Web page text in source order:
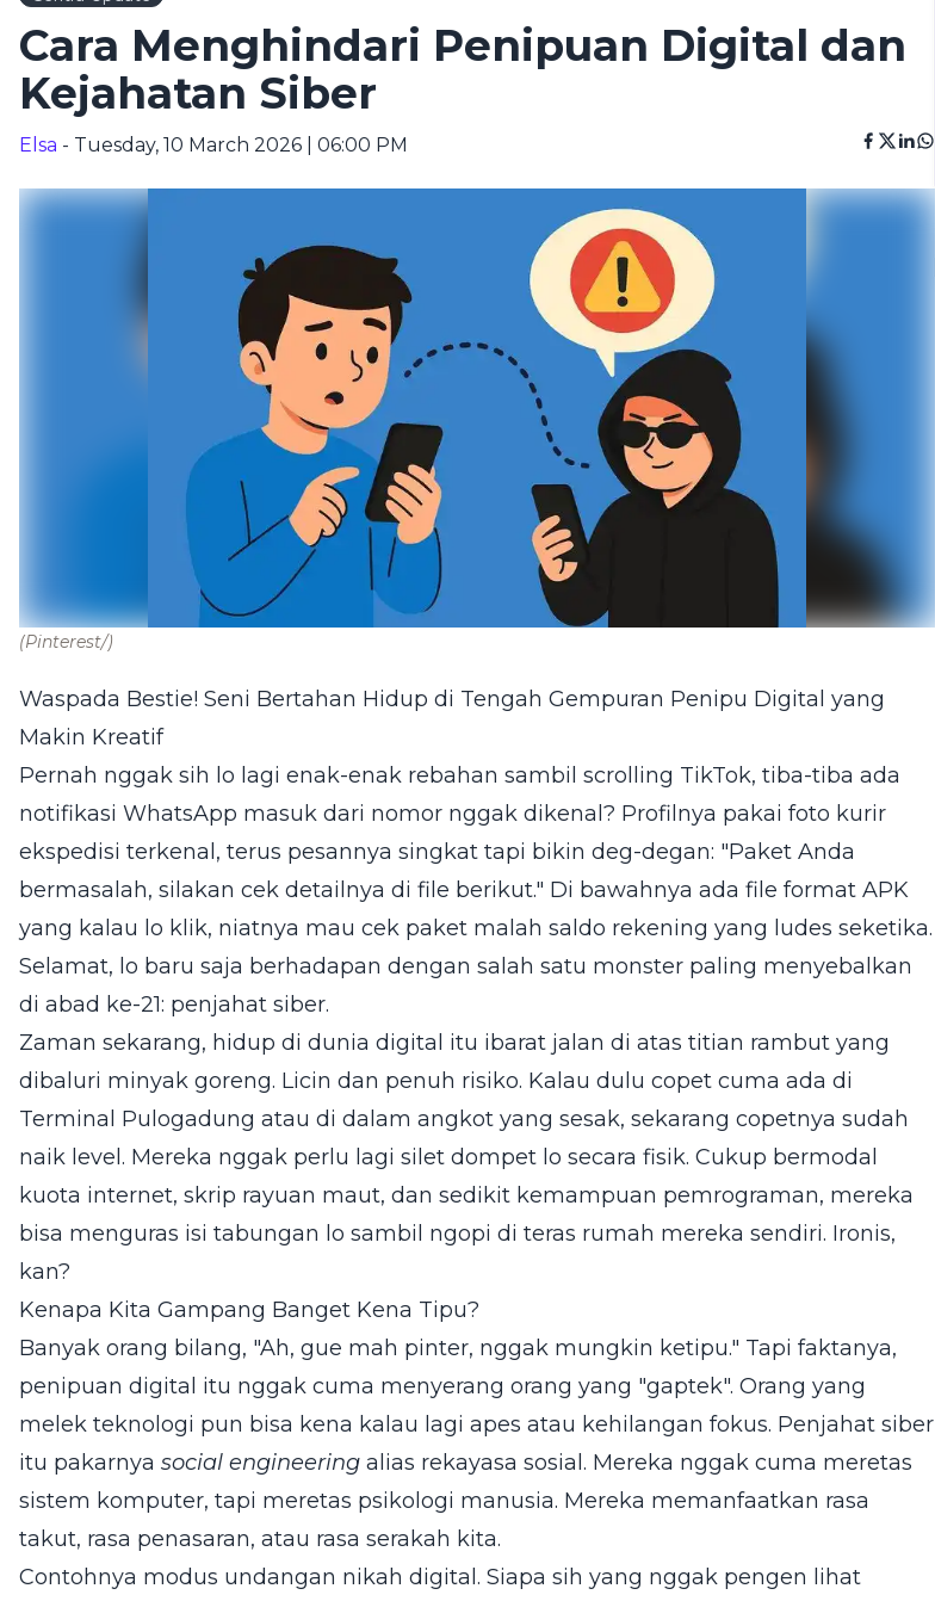
Cara Menghindari Penipuan Digital dan
Kejahatan Siber
Elsa - Tuesday, 10 March 2026 | 06:00 PM
(Pinterest/)
Waspada Bestie! Seni Bertahan Hidup di Tengah Gempuran Penipu Digital yang
Makin Kreatif
Pernah nggak sih lo lagi enak-enak rebahan sambil scrolling TikTok, tiba-tiba ada
notifikasi WhatsApp masuk dari nomor nggak dikenal? Profilnya pakai foto kurir
ekspedisi terkenal, terus pesannya singkat tapi bikin deg-degan: "Paket Anda
bermasalah, silakan cek detailnya di file berikut." Di bawahnya ada file format APK
yang kalau lo klik, niatnya mau cek paket malah saldo rekening yang ludes seketika.
Selamat, lo baru saja berhadapan dengan salah satu monster paling menyebalkan
di abad ke-21: penjahat siber.
Zaman sekarang, hidup di dunia digital itu ibarat jalan di atas titian rambut yang
dibaluri minyak goreng. Licin dan penuh risiko. Kalau dulu copet cuma ada di
Terminal Pulogadung atau di dalam angkot yang sesak, sekarang copetnya sudah
naik level. Mereka nggak perlu lagi silet dompet lo secara fisik. Cukup bermodal
kuota internet, skrip rayuan maut, dan sedikit kemampuan pemrograman, mereka
bisa menguras isi tabungan lo sambil ngopi di teras rumah mereka sendiri. Ironis,
kan?
Kenapa Kita Gampang Banget Kena Tipu?
Banyak orang bilang, "Ah, gue mah pinter, nggak mungkin ketipu." Tapi faktanya,
penipuan digital itu nggak cuma menyerang orang yang "gaptek". Orang yang
melek teknologi pun bisa kena kalau lagi apes atau kehilangan fokus. Penjahat siber
itu pakarnya social engineering alias rekayasa sosial. Mereka nggak cuma meretas
sistem komputer, tapi meretas psikologi manusia. Mereka memanfaatkan rasa
takut, rasa penasaran, atau rasa serakah kita.
Contohnya modus undangan nikah digital. Siapa sih yang nggak pengen lihat